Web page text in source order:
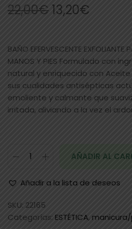
22,00€ 13,20€
BAÑO EFERVESCENTE EXFOLIANTE
MANOS Y PIES Formulado con
natural y enriquecido con
sus cualidades antisépticas
emoliente y calmante que
irritada, aliviando a la vez el
AÑADIR AL
Añadir a la lista de deseos
SKU: 22165
Categorías: ESTÉTICA,